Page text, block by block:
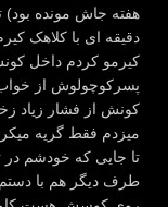
هفته جاش مونده
دقیقه ای با کلاهک
کیرمو کردم داخل
پسرکوچولوش از
کونش از فشار زیاد
میزدم فقط گریه
تا جایی که خودشم در
طرف دیگر هم با